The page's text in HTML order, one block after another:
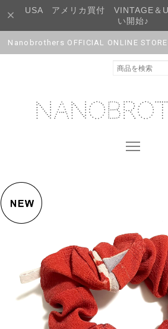
USA アメリカ買付 VINTAGE＆
い開始♪
Nanobrothers OFFICIAL ONLINE STORE